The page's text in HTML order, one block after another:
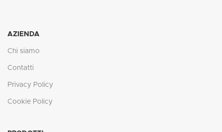
AZIENDA
Chi siamo
Contatti
Privacy Policy
Cookie Policy